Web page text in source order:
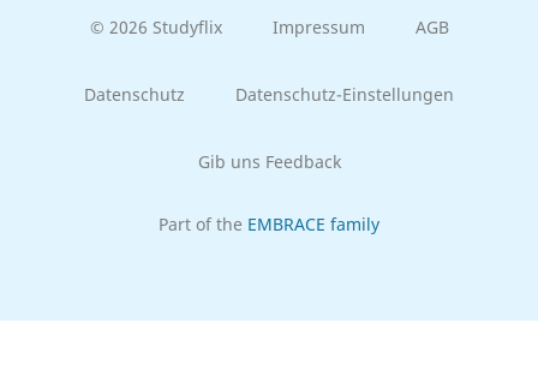
© 2026 Studyflix Impressum AGB
Datenschutz Datenschutz-Einstellungen
Gib uns Feedback
Part of the EMBRACE family